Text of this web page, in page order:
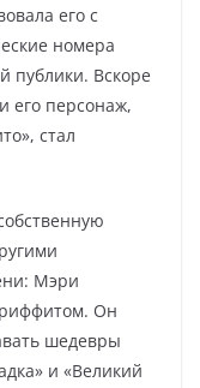
его с
номера
публики. Вскоре
его персонаж,
стал
Мэри
Он
шедевры
и «Великий